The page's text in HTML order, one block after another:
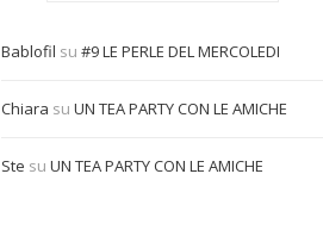
Bablofil su #9 LE PERLE DEL MERCOLEDI
Chiara su UN TEA PARTY CON LE AMICHE
Ste su UN TEA PARTY CON LE AMICHE